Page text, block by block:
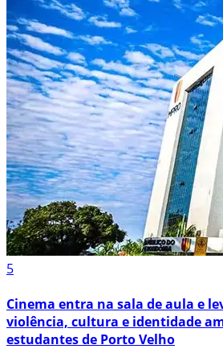
5
Cinema entra na sala de aula e
violência, cultura e identidade
estudantes de Porto Velho